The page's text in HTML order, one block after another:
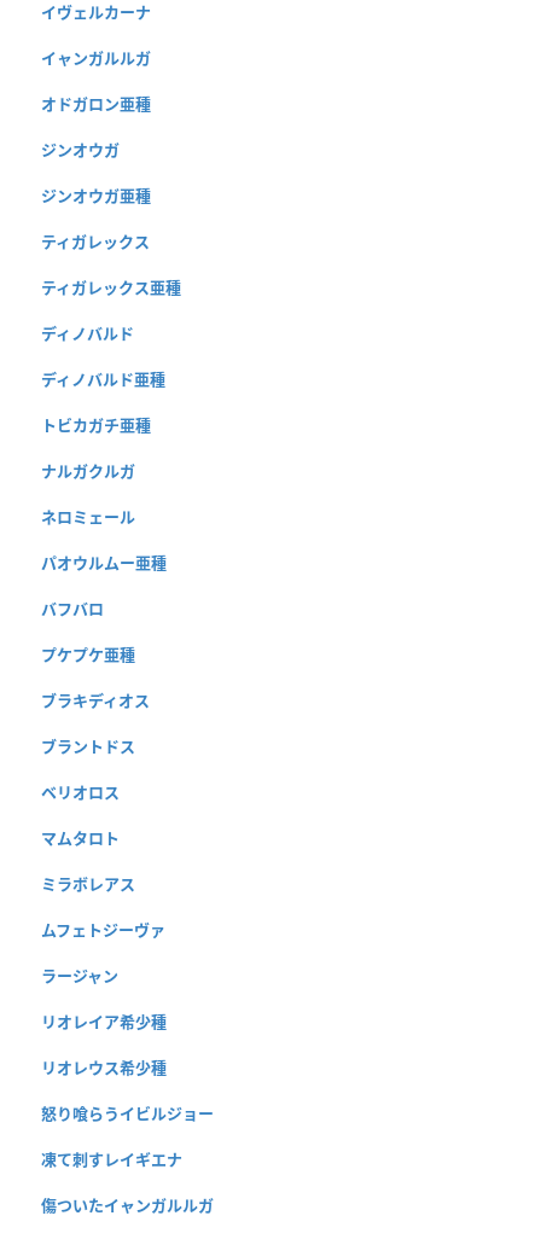
イヴェルカーナ
イャンガルルガ
オドガロン亜種
ジンオウガ
ジンオウガ亜種
ティガレックス
ティガレックス亜種
ディノバルド
ディノバルド亜種
トビカガチ亜種
ナルガクルガ
ネロミェール
パオウルムー亜種
バフバロ
プケプケ亜種
ブラキディオス
ブラントドス
ベリオロス
マムタロト
ミラボレアス
ムフェトジーヴァ
ラージャン
リオレイア希少種
リオレウス希少種
怒り喰らうイビルジョー
凍て刺すレイギエナ
傷ついたイャンガルルガ